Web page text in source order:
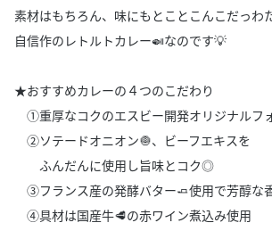
素材はもちろん、味にもとことこんこだっわ
自信作のレトルトカレー🍛なのです💡
★おすすめカレーの４つのこだわり
①重厚なコクのエスビー開発オリジナルフ
②ソテードオニオン🧅、ビーフエキスを
ふんだんに使用し旨味とコク◎
③フランス産の発酵バター🧈使用で芳醇な
④具材は国産牛🥩の赤ワイン煮込み使用